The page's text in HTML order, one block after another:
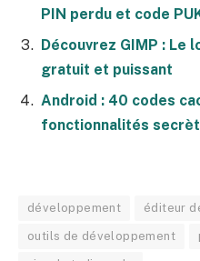
PIN perdu et code
Découvrez GIMP :
gratuit et puissant
Android : 40 codes
fonctionnalités
développement éditeur
outils de développement